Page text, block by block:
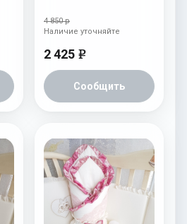
4 850 р
2 425 e
Сообщить
Наличие уточняйте